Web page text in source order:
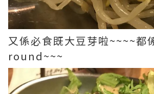
又係必食既大豆芽啦~~~~都
round~~~